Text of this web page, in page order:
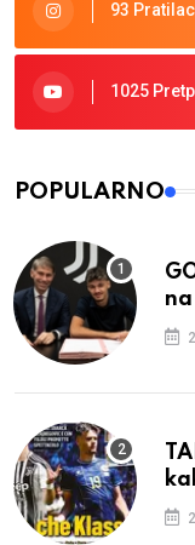
93
1025
POPULARNO